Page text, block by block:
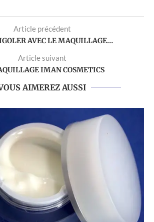
Article précédent
AVEC LE MAQUILLAGE…
Article suivant
IMAN COSMETICS
AIMEREZ AUSSI